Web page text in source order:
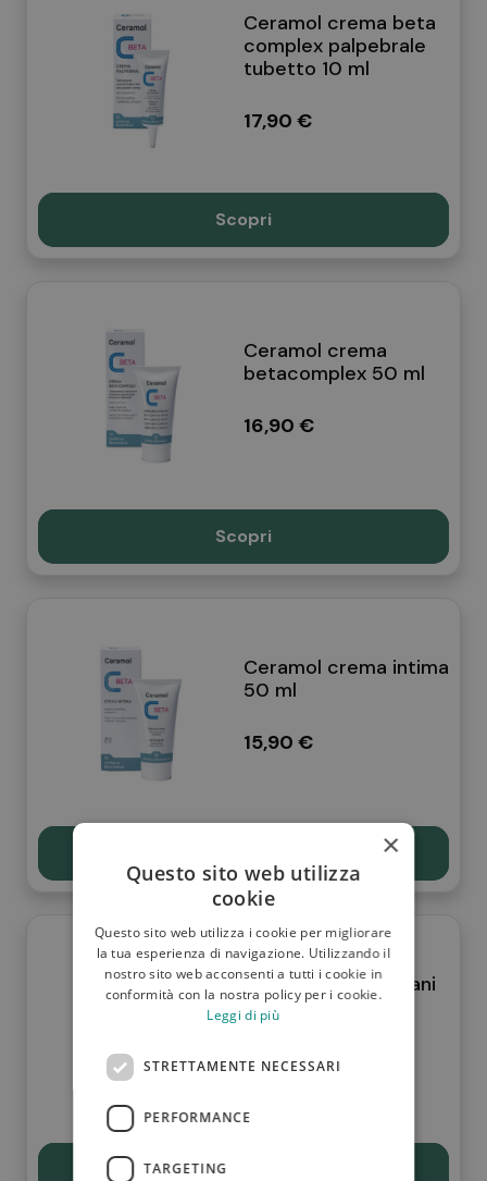
Ceramol crema beta
complex palpebrale
tubetto 10 ml
17,90 €
Scopri
Ceramol crema
betacomplex 50 ml
16,90 €
Scopri
Ceramol crema intima
50 ml
15,90 €
Ceramol crema mani
100 ml
14,90 €
Scopri
×
Questo sito web utilizza
cookie
Questo sito web utilizza i cookie per migliorare
la tua esperienza di navigazione. Utilizzando il
nostro sito web acconsenti a tutti i cookie in
conformità con la nostra policy per i cookie.
Leggi di più
STRETTAMENTE NECESSARI
PERFORMANCE
TARGETING